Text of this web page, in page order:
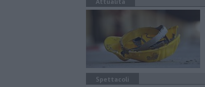
Spettacoli